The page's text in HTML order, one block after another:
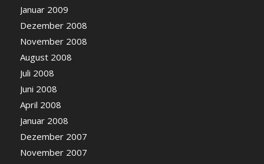
Januar 2009
Dezember 2008
November 2008
August 2008
Juli 2008
Juni 2008
April 2008
Januar 2008
Dezember 2007
November 2007